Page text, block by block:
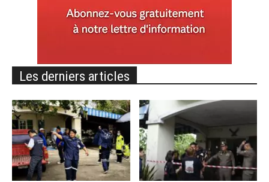
Les derniers articles